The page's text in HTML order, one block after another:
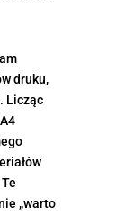
druku,
Licząc
„warto